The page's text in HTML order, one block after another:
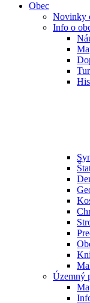
Obec
Novinky
Info o
Územný